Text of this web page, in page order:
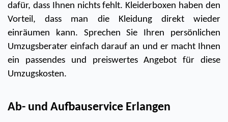
dafür, dass Ihnen nichts fehlt. Kleiderboxen haben den
Vorteil, dass man die Kleidung direkt wieder
einräumen kann. Sprechen Sie Ihren persönlichen
Umzugsberater einfach darauf an und er macht Ihnen
ein passendes und preiswertes Angebot für diese
Umzugskosten.
Ab- und Aufbauservice Erlangen